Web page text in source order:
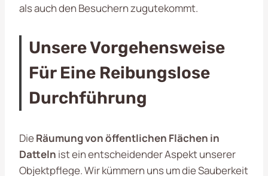
als auch den Besuchern zugutekommt.
Unsere Vorgehensweise
Für Eine Reibungslose
Durchführung
DieRäumung von öffentlichen Flächen in
Datteln ist ein entscheidender Aspekt unserer
Objektpflege. Wir kümmern uns um die Sauberkeit